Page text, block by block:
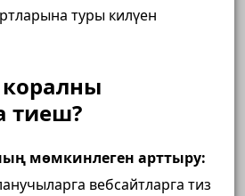
туры килүен
коралны
тиеш?
мөмкинлеген арттыру:
вебсайтларга тиз